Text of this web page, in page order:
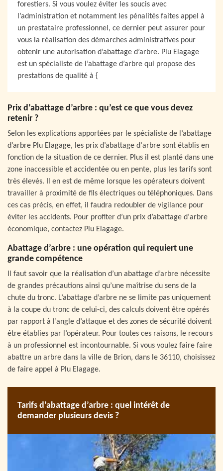
forestiers. Si vous voulez éviter les soucis avec
l’administration et notamment les pénalités faites appel à
un prestataire professionnel, ce dernier peut assurer pour
vous la réalisation des démarches administratives pour
obtenir une autorisation d’abattage d’arbre. Plu Elagage
est un spécialiste de l’abattage d’arbre qui propose des
prestations de qualité à {
Prix d’abattage d’arbre : qu’est ce que vous devez
retenir ?
Selon les explications apportées par le spécialiste de l’abattage
d’arbre Plu Elagage, les prix d’abattage d‘arbre sont établis en
fonction de la situation de ce dernier. Plus il est planté dans une
zone inaccessible et accidentée ou en pente, plus les tarifs sont
très élevés. Il en est de même lorsque les opérateurs doivent
travailler à proximité de fils électriques ou téléphoniques. Dans
ces cas précis, en effet, il faudra redoubler de vigilance pour
éviter les accidents. Pour profiter d’un prix d’abattage d‘arbre
économique, contactez Plu Elagage.
Abattage d’arbre : une opération qui requiert une
grande compétence
Il faut savoir que la réalisation d’un abattage d’arbre nécessite
de grandes précautions ainsi qu’une maîtrise du sens de la
chute du tronc. L’abattage d’arbre ne se limite pas uniquement
à la coupe du tronc de celui-ci, des calculs doivent être opérés
par rapport à l’angle d’attaque et des zones de sécurité doivent
être établies par l’opérateur. Pour toutes ces raisons, le recours
à un professionnel est incontournable. Si vous voulez faire faire
abattre un arbre dans la ville de Brion, dans le 36110, choisissez
de faire appel à Plu Elagage.
Tarifs d’abattage d’arbre : quel intérêt de
demander plusieurs devis ?